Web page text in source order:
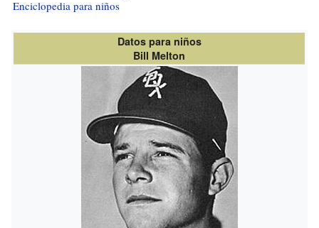
Enciclopedia para niños
Datos para niños
Bill Melton